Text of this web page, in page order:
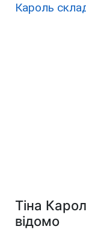
Кароль
Тіна
відомо